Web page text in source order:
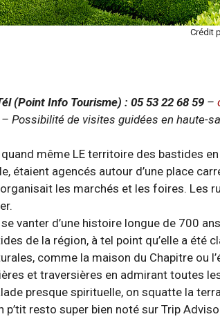
Crédit
(Point Info Tourisme) : 05 53 22 68 59 –
– Possibilité de visites guidées en
même LE territoire des bastides
étaient agencés autour d’une place
les marchés et les foires. Les
vanter d’une histoire longue de 700
de la région, à tel point qu’elle a été
comme la maison du Chapitre ou
et traversières en admirant toutes
presque spirituelle, on squatte la
p’tit resto super bien noté sur Trip